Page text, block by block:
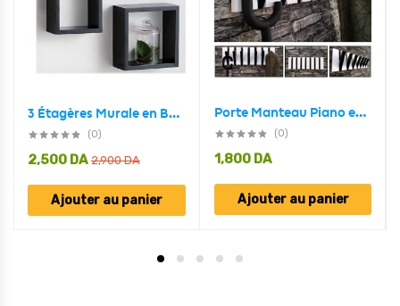
3 Étagères Murale en Bois de Décoration Forme Carrée
(0)
2,900DA
2,500 DA
Ajouter au panier
Porte Manteau Piano en Bois 7crochet Design Moderne BLANC-NOIR
(0)
1,800 DA
Ajouter au panier